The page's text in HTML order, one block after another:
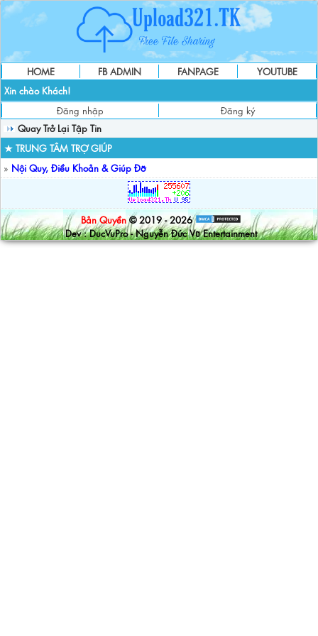
HOME FB ADMIN FANPAGE
YOUTUBE
Xin chào Khách!
Đăng nhập
Đăng ký
Quay Trở Lại Tập Tin
★ TRUNG TÂM TRỢ GIÚP
» Nội Quy, Điều Khoản & Giúp Đỡ
Bản Quyền © 2019 - 2026
Dev : DucVuPro - Nguyễn Đức Vũ Entertainment